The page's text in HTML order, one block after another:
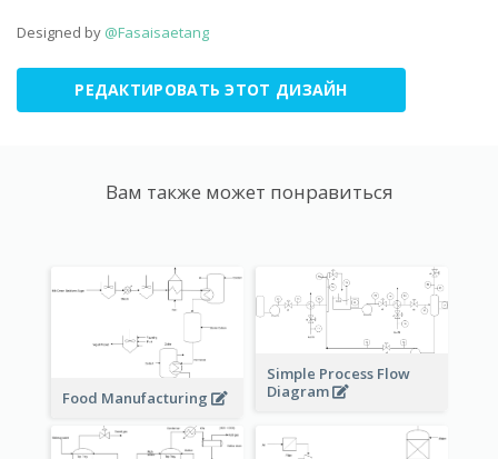
Designed by @Fasaisaetang
РЕДАКТИРОВАТЬ ЭТОТ ДИЗАЙН
Вам также может понравиться
Food Manufacturing
Simple Process Flow
Diagram